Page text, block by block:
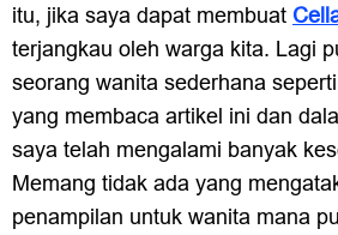
itu, jika saya dapat membuat
terjangkau oleh warga kita. Lagi
seorang wanita sederhana
yang membaca artikel ini dan
saya telah mengalami banyak
Memang tidak ada yang
penampilan untuk wanita mana